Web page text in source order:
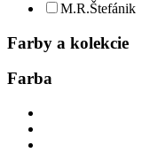
M.R.Štefánik
Farby a kolekcie
Farba